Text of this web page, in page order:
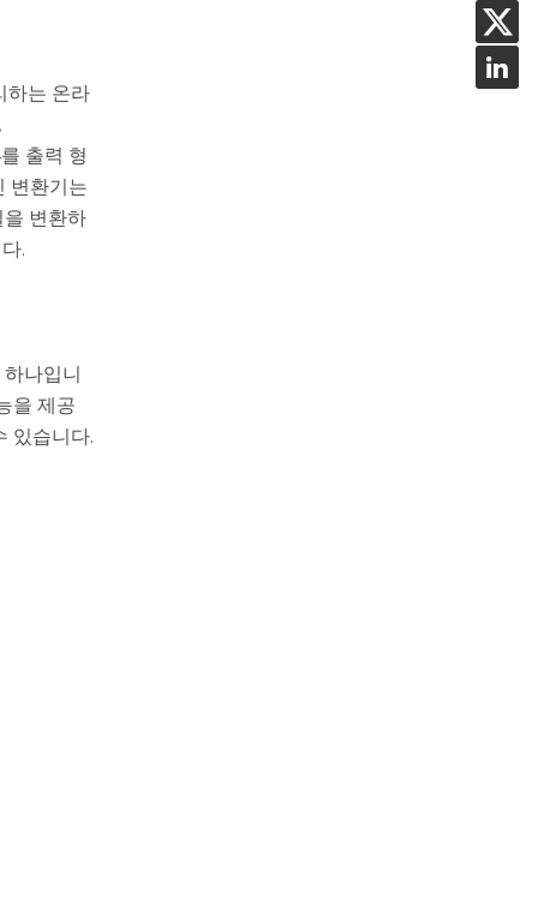
하는 온라
출력 형
변환기는
을 변환하
.
나입니
을 제공
있습니다.